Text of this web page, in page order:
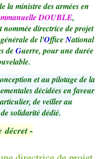
la ministre des armées en
DOUBLE,
directrice de projet
de l'OfficeNational
deGuerre, pour une durée
et au pilotage de la
décidées en faveur
de veiller au
solidarité dédié.
décret -